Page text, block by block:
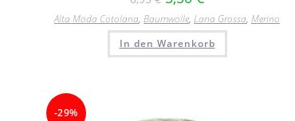
Alta Moda Cotolana, Baumwolle, Lana Grossa, Merino
In den Warenkorb
-29%